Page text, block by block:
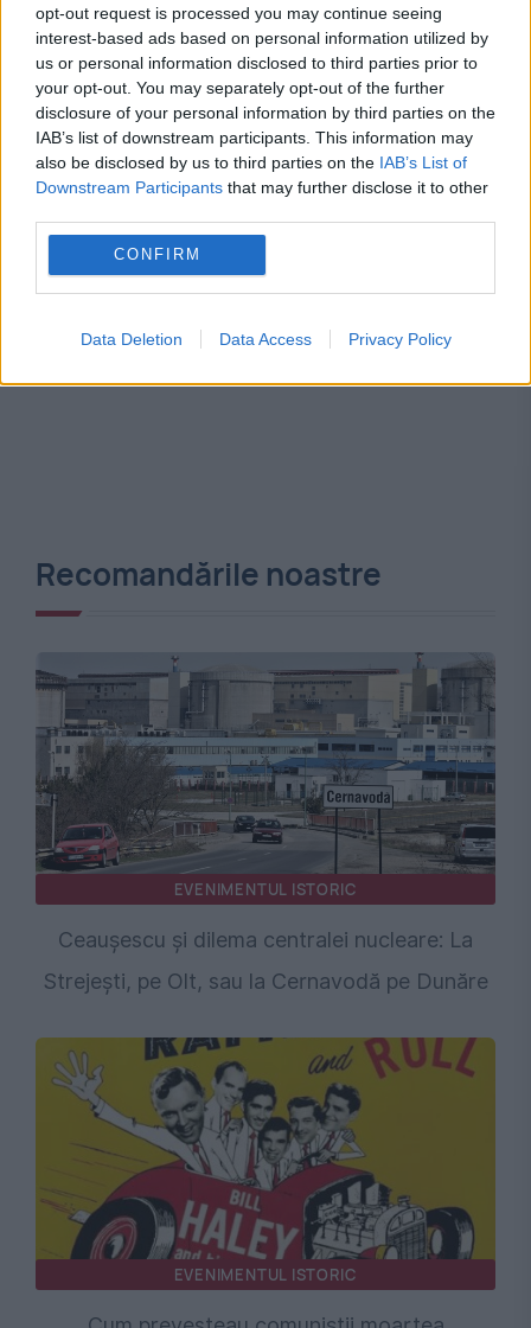
opt-out request is processed you may continue seeing
interest-based ads based on personal information utilized by
us or personal information disclosed to third parties prior to
your opt-out. You may separately opt-out of the further
disclosure of your personal information by third parties on the
IAB’s list of downstream participants. This information may
also be disclosed by us to third parties on the IAB’s List of
Downstream Participants that may further disclose it to other
CONFIRM
Data Deletion Data Access Privacy Policy
ceausescu comunism
elena ceausescu
Recomandările noastre
EVENIMENTUL ISTORIC
Ceaușescu și dilema centralei nucleare: La
Strejești, pe Olt, sau la Cernavodă pe Dunăre
EVENIMENTUL ISTORIC